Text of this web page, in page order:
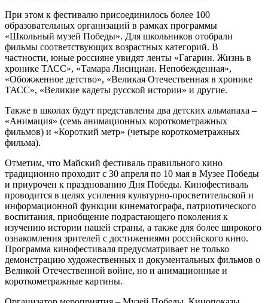
При этом к фестивалю присоединилось более 100
образовательных организаций в рамках программы
«Школьный музей Победы». Для школьников отобрали
фильмы соответствующих возрастных категорий. В
частности, юные россияне увидят ленты «Гагарин. Жизнь в
хронике ТАСС», «Тамара Лисициан. Непобежденная»,
«Обожженное детство», «Великая Отечественная в хронике
ТАСС», «Великие кадеты русской истории» и другие.
Также в школах будут представлены два детских альманаха –
«Анимация» (семь анимационных короткометражных
фильмов) и «Короткий метр» (четыре короткометражных
фильма).
Отметим, что Майский фестиваль правильного кино
традиционно проходит с 30 апреля по 10 мая в Музее Победы
и приурочен к празднованию Дня Победы. Кинофестиваль
проводится в целях усиления культурно-просветительской и
информационной функции кинематографа, патриотического
воспитания, приобщение подрастающего поколения к
изучению истории нашей страны, а также для более широкого
ознакомления зрителей с достижениями российского кино.
Программа кинофестиваля предусматривает не только
демонстрацию художественных и документальных фильмов о
Великой Отечественной войне, но и анимационные и
короткометражные картины.